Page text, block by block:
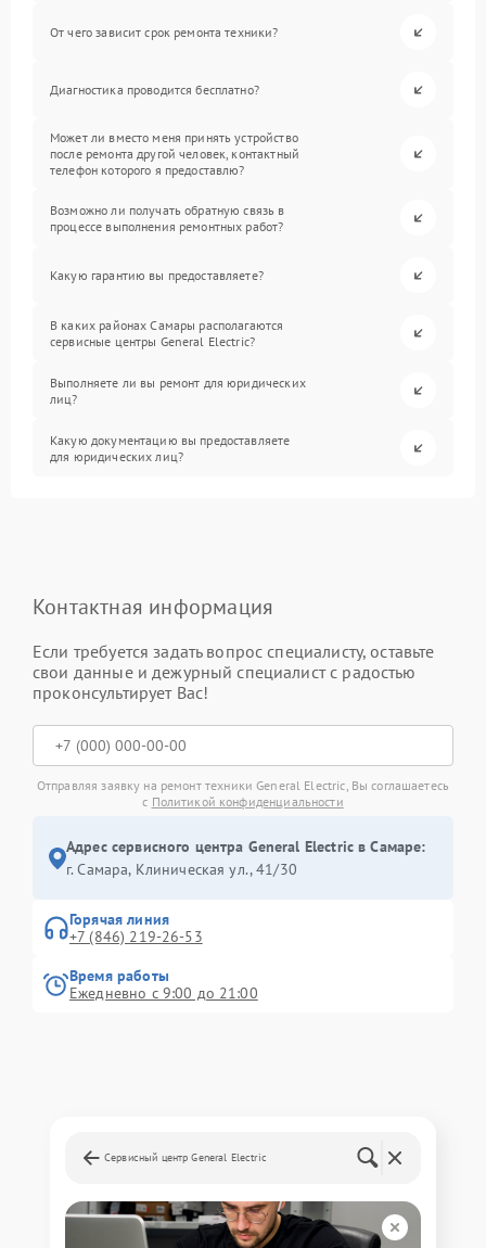
От чего зависит срок ремонта техники?
Диагностика проводится бесплатно?
Может ли вместо меня принять устройство
после ремонта другой человек, контактный
телефон которого я предоставлю?
Возможно ли получать обратную связь в
процессе выполнения ремонтных работ?
Какую гарантию вы предоставляете?
В каких районах Самары располагаются
сервисные центры General Electric?
Выполняете ли вы ремонт для юридических
лиц?
Какую документацию вы предоставляете
для юридических лиц?
Контактная информация
Если требуется задать вопрос специалисту, оставьте
свои данные и дежурный специалист с радостью
проконсультирует Вас!
Отправляя заявку на ремонт техники General Electric, Вы соглашаетесь
с Политикой конфиденциальности
Адрес сервисного центра General Electric в Самаре:
г. Самара, Клиническая ул., 41/30
Горячая линия
+7 (846) 219-26-53
Время работы
Ежедневно с 9:00 до 21:00
Сервисный центр General Electric